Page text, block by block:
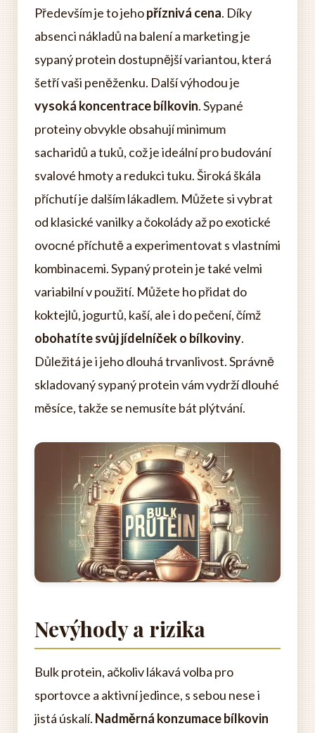
Především je to jehopříznivá cena. Díky
absenci nákladů na balení a marketing je
sypaný protein dostupnější variantou, která
šetří vaši peněženku. Další výhodou je
vysoká koncentrace bílkovin. Sypané
proteiny obvykle obsahují minimum
sacharidů a tuků, což je ideální pro budování
svalové hmoty a redukci tuku. Široká škála
příchutí je dalším lákadlem. Můžete si vybrat
od klasické vanilky a čokolády až po exotické
ovocné příchutě a experimentovat s vlastními
kombinacemi. Sypaný protein je také velmi
variabilní v použití. Můžete ho přidat do
koktejlů, jogurtů, kaší, ale i do pečení, čímž
obohatíte svůj jídelníček o bílkoviny.
Důležitá je i jeho dlouhá trvanlivost. Správně
skladovaný sypaný protein vám vydrží dlouhé
měsíce, takže se nemusíte bát plýtvání.
Nevýhody a rizika
Bulk protein, ačkoliv lákavá volba pro
sportovce a aktivní jedince, s sebou nese i
jistá úskalí. Nadměrná konzumace bílkovin